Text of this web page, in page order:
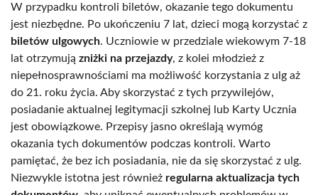
W przypadku kontroli biletów, okazanie tego dokumentu
jest niezbędne. Po ukończeniu 7 lat, dzieci mogą korzystać z
biletów ulgowych. Uczniowie w przedziale wiekowym 7-18
lat otrzymują zniżki na przejazdy, z kolei młodzież z
niepełnosprawnościami ma możliwość korzystania z ulg aż
do 21. roku życia. Aby skorzystać z tych przywilejów,
posiadanie aktualnej legitymacji szkolnej lub Karty Ucznia
jest obowiązkowe. Przepisy jasno określają wymóg
okazania tych dokumentów podczas kontroli. Warto
pamiętać, że bez ich posiadania, nie da się skorzystać z ulg.
Niezwykle istotna jest również regularna aktualizacja tych